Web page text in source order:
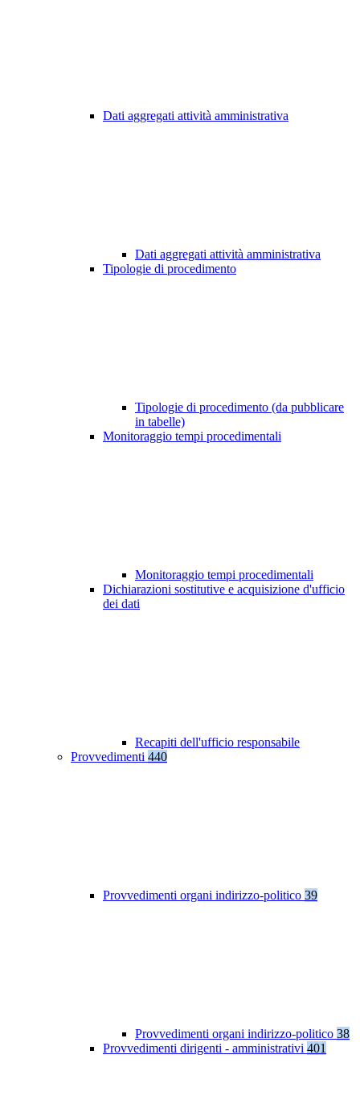
Dati aggregati attività amministrativa
Dati aggregati attività amministrativa
Tipologie di procedimento
Tipologie di procedimento (da pubblicare
in tabelle)
Monitoraggio tempi procedimentali
Monitoraggio tempi procedimentali
Dichiarazioni sostitutive e acquisizione d'ufficio
dei dati
Recapiti dell'ufficio responsabile
Provvedimenti 440
Provvedimenti organi indirizzo-politico 39
Provvedimenti organi indirizzo-politico 38
Provvedimenti dirigenti - amministrativi 401